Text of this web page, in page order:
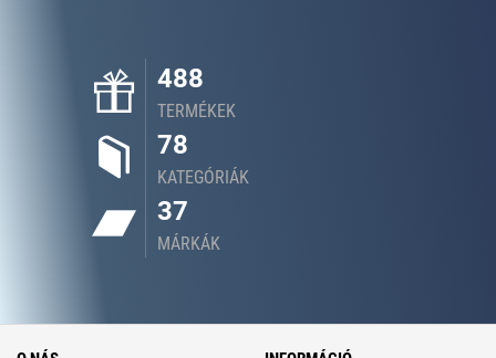
488
TERMÉKEK
78
KATEGÓRIÁK
37
MÁRKÁK